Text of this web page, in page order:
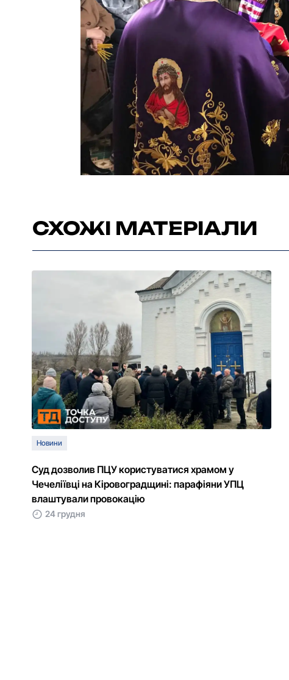
СХОЖІ МАТЕРІАЛИ
Новини
Суд дозволив ПЦУ користуватися храмом у
Чечеліївці на Кіровоградщині: парафіяни УПЦ
влаштували провокацію
24 грудня